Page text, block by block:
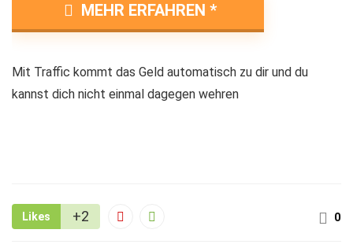
MEHR ERFAHREN
Mit Traffic kommt das Geld automatisch zu dir und du
kannst dich nicht einmal dagegen wehren
0
Likes +2